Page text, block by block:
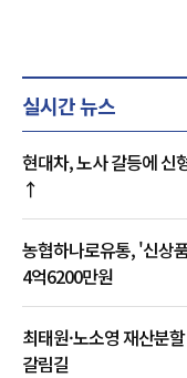
실시간 뉴스
현대차, 노사 갈등에 신
↑
농협하나로유통, '신상
4억6200만원
최태원·노소영 재산분
갈림길